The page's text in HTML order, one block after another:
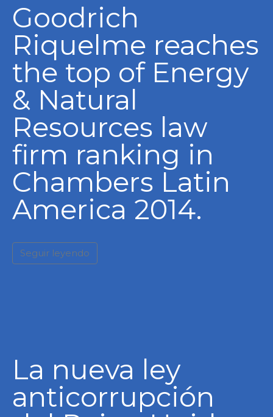
Goodrich
Riquelme reaches
the top of Energy
& Natural
Resources law
firm ranking in
Chambers Latin
America 2014.
Seguir leyendo
La nueva ley
anticorrupción